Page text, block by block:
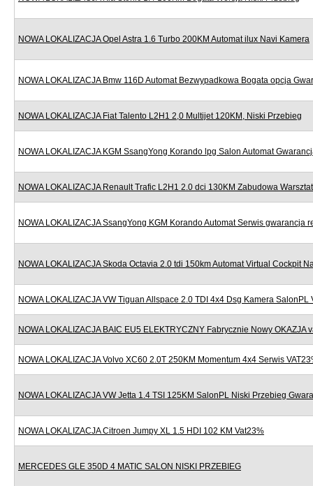
NOWA LOKALIZACJA Opel Astra 1.6 Turbo 200KM Automat ilux Navi Kamera
NOWA LOKALIZACJA Bmw 116D Automat Bezwypadkowa Bogata opcja
NOWA LOKALIZACJA Fiat Talento L2H1 2,0 Multijet 120KM, Niski Przebieg
NOWA LOKALIZACJA KGM SsangYong Korando lpg Salon Automat
NOWA LOKALIZACJA Renault Trafic L2H1 2.0 dci 130KM Zabudowa
NOWA LOKALIZACJA SsangYong KGM Korando Automat Serwis gwarancja
NOWA LOKALIZACJA Skoda Octavia 2.0 tdi 150km Automat Virtual Cockpit
NOWA LOKALIZACJA VW Tiguan Allspace 2.0 TDI 4x4 Dsg Kamera SalonPL
NOWA LOKALIZACJA BAIC EU5 ELEKTRYCZNY Fabrycznie Nowy OKAZJA
NOWA LOKALIZACJA Volvo XC60 2.0T 250KM Momentum 4x4 Serwis
NOWA LOKALIZACJA VW Jetta 1.4 TSI 125KM SalonPL Niski Przebieg
NOWA LOKALIZACJA Citroen Jumpy XL 1.5 HDI 102 KM Vat23%
MERCEDES GLE 350D 4 MATIC SALON NISKI PRZEBIEG